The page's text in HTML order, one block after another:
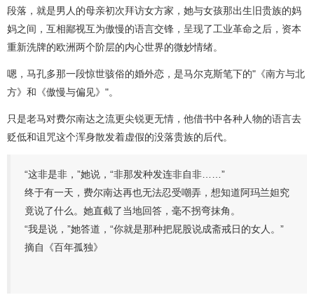
段落，就是男人的母亲初次拜访女方家，她与女孩那出生旧贵族的妈
妈之间，互相鄙视互为傲慢的语言交锋，呈现了工业革命之后，资本
重新洗牌的欧洲两个阶层的内心世界的微妙情绪。
嗯，马孔多那一段惊世骇俗的婚外恋，是马尔克斯笔下的"《南方与北
方》和《傲慢与偏见》"。
只是老马对费尔南达之流更尖锐更无情，他借书中各种人物的语言去
贬低和诅咒这个浑身散发着虚假的没落贵族的后代。
“这非是非，”她说，“非那发种发连非自非……”
终于有一天，费尔南达再也无法忍受嘲弄，想知道阿玛兰妲究
竟说了什么。她直截了当地回答，毫不拐弯抹角。
“我是说，”她答道，“你就是那种把屁股说成斋戒日的女人。”
摘自《百年孤独》